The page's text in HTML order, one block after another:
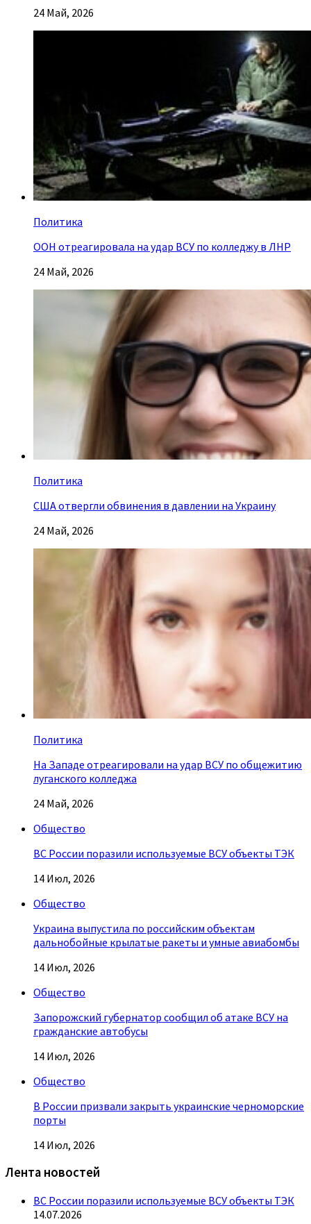
24 Май, 2026
Политика
ООН отреагировала на удар ВСУ по колледжу в ЛНР
24 Май, 2026
Политика
США отвергли обвинения в давлении на Украину
24 Май, 2026
Политика
На Западе отреагировали на удар ВСУ по общежитию
луганского колледжа
24 Май, 2026
Общество
ВС России поразили используемые ВСУ объекты ТЭК
14 Июл, 2026
Общество
Украина выпустила по российским объектам
дальнобойные крылатые ракеты и умные авиабомбы
14 Июл, 2026
Общество
Запорожский губернатор сообщил об атаке ВСУ на
гражданские автобусы
14 Июл, 2026
Общество
В России призвали закрыть украинские черноморские
порты
14 Июл, 2026
Лента новостей
ВС России поразили используемые ВСУ объекты ТЭК
14.07.2026